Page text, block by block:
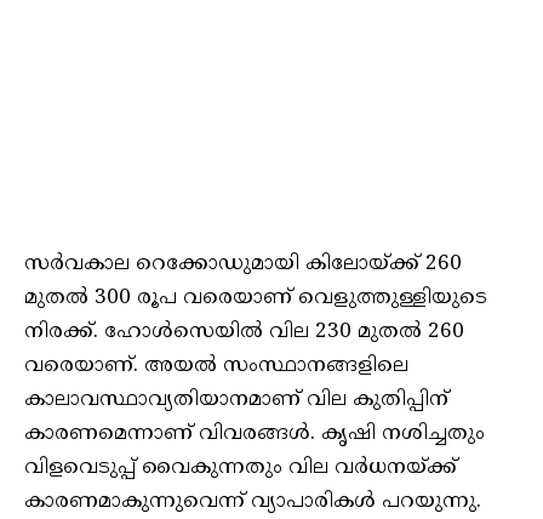
സർവകാല റെക്കോഡുമായി കിലോയ്ക്ക് 260
മുതൽ 300 രൂപ വരെയാണ് വെളുത്തുള്ളിയുടെ
നിരക്ക്. ഹോൾസെയിൽ വില 230 മുതൽ 260
വരെയാണ്. അയൽ സംസ്ഥാനങ്ങളിലെ
കാലാവസ്ഥാവ്യതിയാനമാണ് വില കുതിപ്പിന്
കാരണമെന്നാണ് വിവരങ്ങൾ. കൃഷി നശിച്ചതും
വിളവെടുപ്പ് വൈകുന്നതും വില വർധനയ്ക്ക്
കാരണമാകുന്നുവെന്ന് വ്യാപാരികൾ പറയുന്നു.